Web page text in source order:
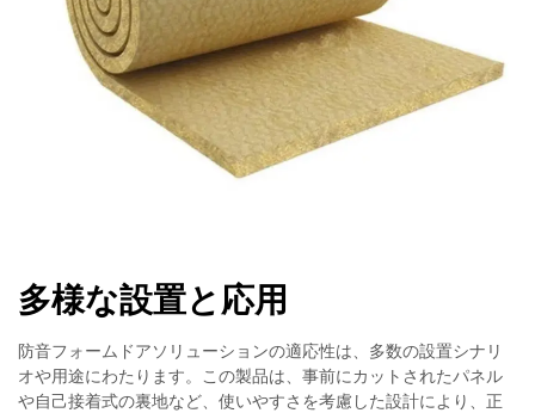
多様な設置と応用
防音フォームドアソリューションの適応性は、多数の設置シナリ
オや用途にわたります。この製品は、事前にカットされたパネル
や自己接着式の裏地など、使いやすさを考慮した設計により、正